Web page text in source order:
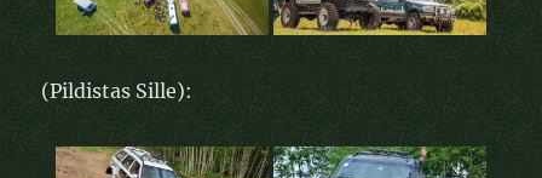
(Pildistas Sille):